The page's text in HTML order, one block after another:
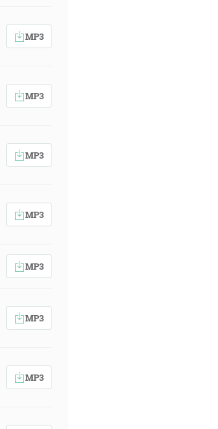
MP3
MP3
MP3
MP3
MP3
MP3
MP3